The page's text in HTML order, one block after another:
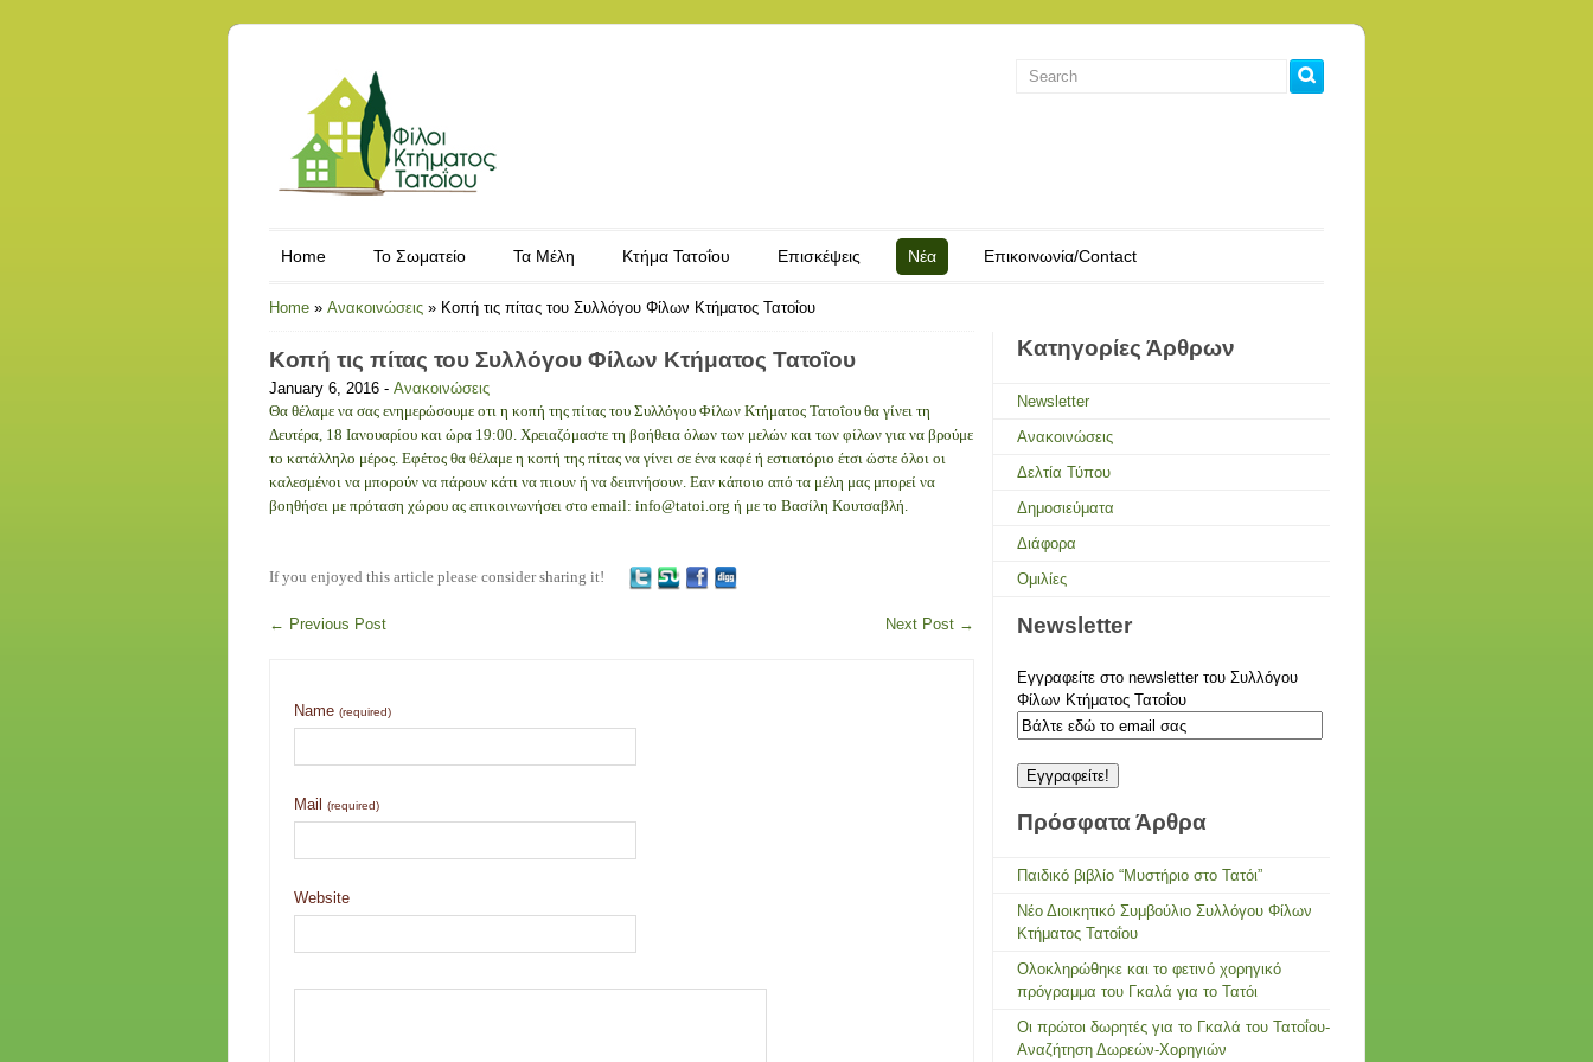
Home Το Σωματείο Τα Μέλη Κτήμα Τατοΐου Επισκέψεις Νέα Επικοινωνία/Contact
Home » Ανακοινώσεις » Κοπή τις πίτας του Συλλόγου Φίλων Κτήματος Τατοΐου
Κοπή τις πίτας του Συλλόγου Φίλων Κτήματος Τατοΐου
January 6, 2016 - Ανακοινώσεις
Θα θέλαμε να σας ενημερώσουμε οτι η κοπή της πίτας του Συλλόγου Φίλων Κτήματος Τατοΐου θα γίνει τη
Δευτέρα, 18 Ιανουαρίου και ώρα 19:00. Χρειαζόμαστε τη βοήθεια όλων των μελών και των φίλων για να βρούμε
το κατάλληλο μέρος. Εφέτος θα θέλαμε η κοπή της πίτας να γίνει σε ένα καφέ ή εστιατόριο έτσι ώστε όλοι οι
καλεσμένοι να μπορούν να πάρουν κάτι να πιουν ή να δειπνήσουν. Εαν κάποιο από τα μέλη μας μπορεί να
βοηθήσει με πρόταση χώρου ας επικοινωνήσει στο email: info@tatoi.org ή με το Βασίλη Κουτσαβλή.
If you enjoyed this article please consider sharing it!
← Previous Post Next Post →
Name (required)
Mail (required)
Website
Κατηγορίες Άρθρων
Newsletter
Ανακοινώσεις
Δελτία Τύπου
Δημοσιεύματα
Διάφορα
Ομιλίες
Newsletter
Εγγραφείτε στο newsletter του Συλλόγου
Φίλων Κτήματος Τατοΐου
Πρόσφατα Άρθρα
Παιδικό βιβλίο “Μυστήριο στο Τατόι”
Νέο Διοικητικό Συμβούλιο Συλλόγου Φίλων
Κτήματος Τατοΐου
Ολοκληρώθηκε και το φετινό χορηγικό
πρόγραμμα του Γκαλά για το Τατόι
Οι πρώτοι δωρητές για το Γκαλά του Τατοΐου-
Αναζήτηση Δωρεών-Χορηγιών